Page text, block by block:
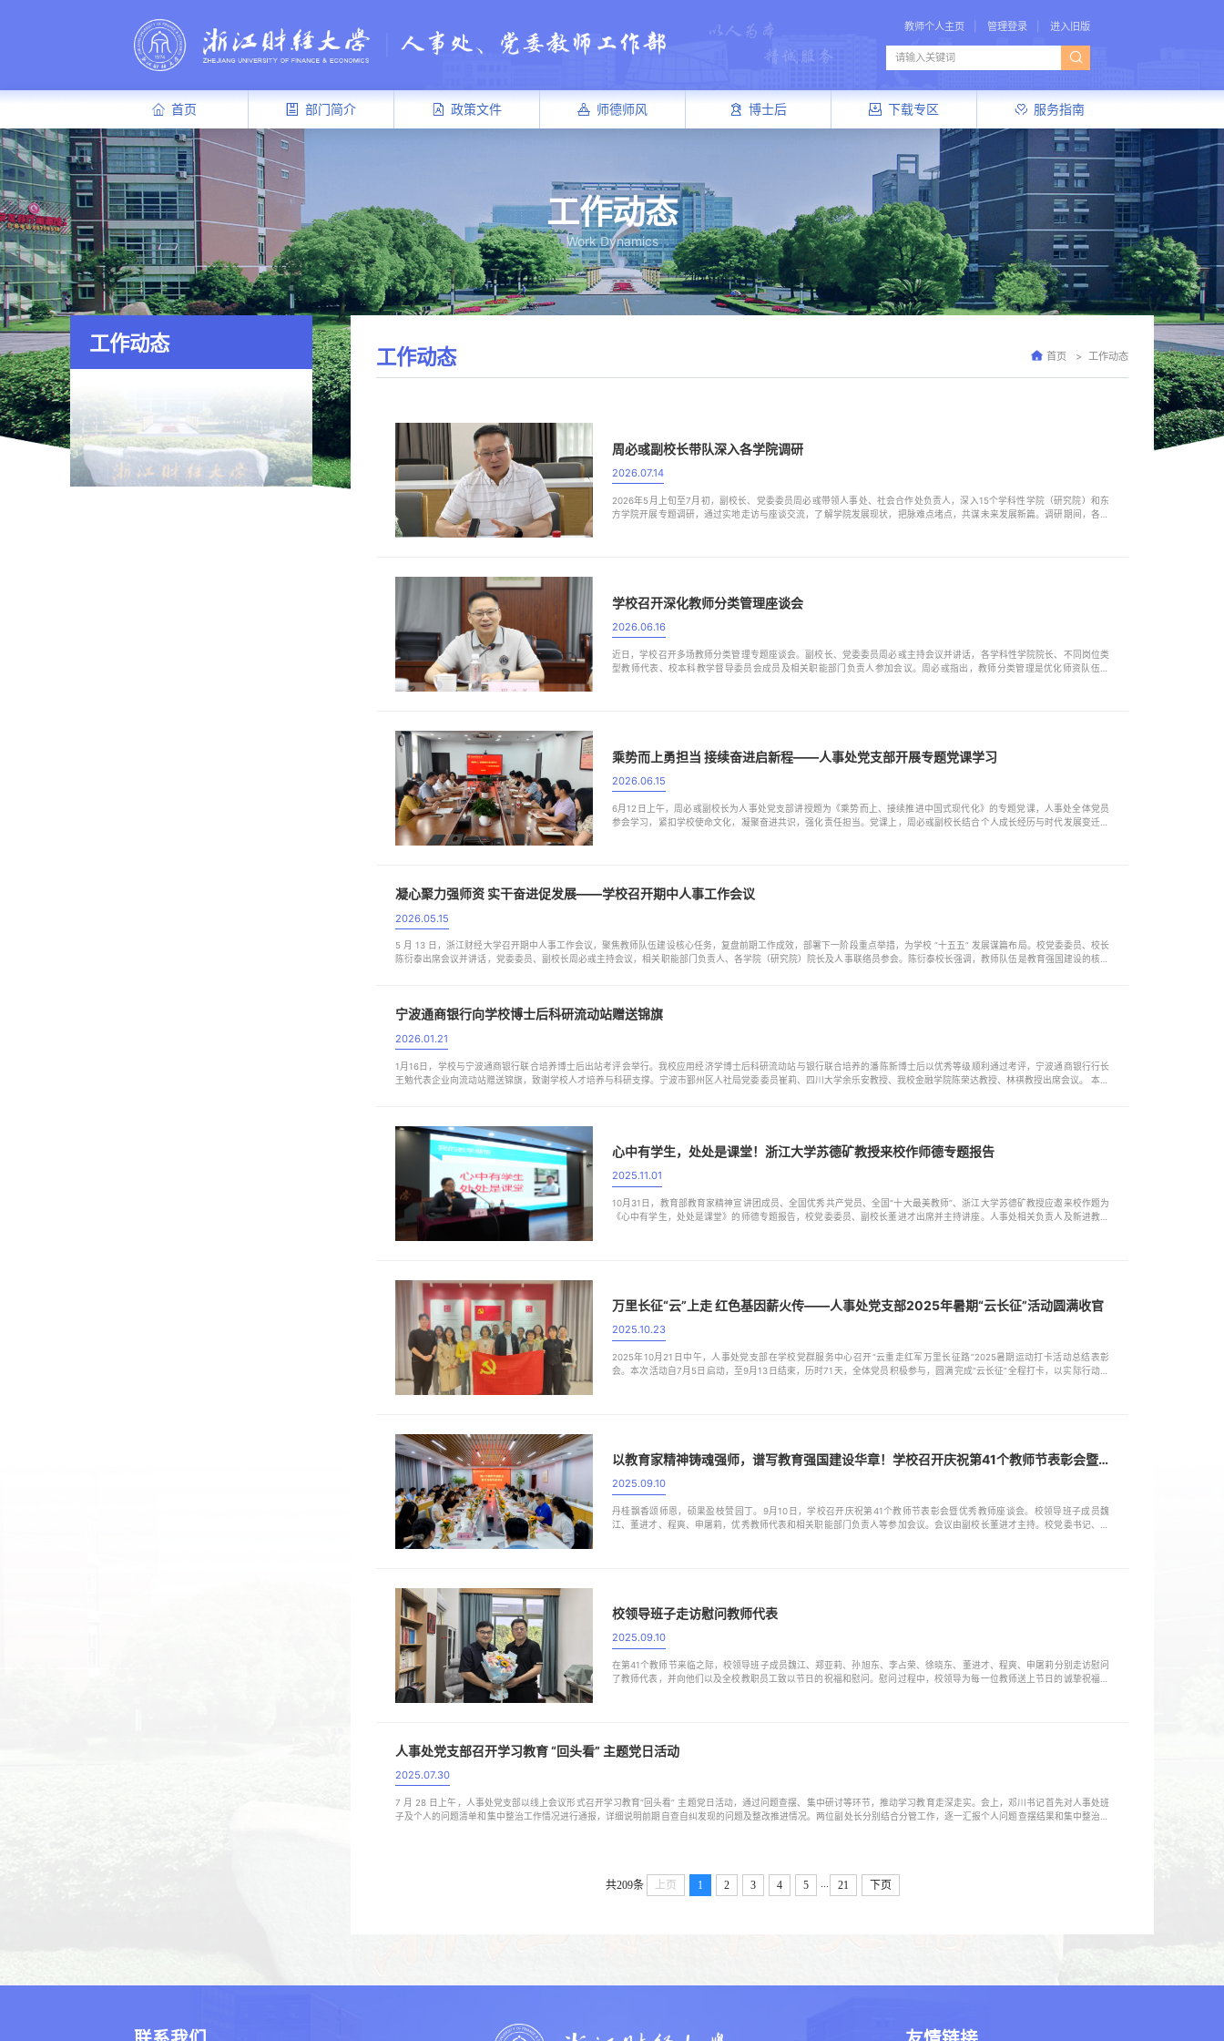
教师个人主页 管理登录 进入旧版
首页 部门简介 政策文件 师德师风 博士后 下载专区 服务指南
工作动态
Work Dynamics
工作动态
工作动态 首页 工作动态
周必彧副校长带队深入各学院调研
2026.07.14
2026年5月上旬至7月初，副校长、党委委员周必彧带领人事处、社会合作处负责人，深入15个学科性学院（研究院）和东
方学院开展专题调研，通过实地走访与座谈交流，了解学院发展现状，把脉难点堵点，共谋未来发展新篇。调研期间，各学
学校召开深化教师分类管理座谈会
2026.06.16
近日，学校召开多场教师分类管理专题座谈会。副校长、党委委员周必彧主持会议并讲话，各学科性学院院长、不同岗位类
型教师代表、校本科教学督导委员会成员及相关职能部门负责人参加会议。周必彧指出，教师分类管理是优化师资队伍结
乘势而上勇担当 接续奋进启新程——人事处党支部开展专题党课学习
2026.06.15
6月12日上午，周必彧副校长为人事处党支部讲授题为《乘势而上、接续推进中国式现代化》的专题党课，人事处全体党员
参会学习，紧扣学校使命文化，凝聚奋进共识，强化责任担当。党课上，周必彧副校长结合个人成长经历与时代发展变迁，
凝心聚力强师资 实干奋进促发展——学校召开期中人事工作会议
2026.05.15
5 月 13 日，浙江财经大学召开期中人事工作会议，聚焦教师队伍建设核心任务，复盘前期工作成效，部署下一阶段重点举措，为学校 “十五五” 发展谋篇布局。校党委委员、校长
陈衍泰出席会议并讲话，党委委员、副校长周必彧主持会议，相关职能部门负责人、各学院（研究院）院长及人事联络员参会。陈衍泰校长强调，教师队伍是教育强国建设的核心
宁波通商银行向学校博士后科研流动站赠送锦旗
2026.01.21
1月16日，学校与宁波通商银行联合培养博士后出站考评会举行。我校应用经济学博士后科研流动站与银行联合培养的潘陈新博士后以优秀等级顺利通过考评，宁波通商银行行长
王勉代表企业向流动站赠送锦旗，致谢学校人才培养与科研支撑。宁波市鄞州区人社局党委委员崔莉、四川大学余乐安教授、我校金融学院陈荣达教授、林祺教授出席会议。 本次
心中有学生，处处是课堂！浙江大学苏德矿教授来校作师德专题报告
2025.11.01
10月31日，教育部教育家精神宣讲团成员、全国优秀共产党员、全国“十大最美教师”、浙江大学苏德矿教授应邀来校作题为
《心中有学生，处处是课堂》的师德专题报告，校党委委员、副校长董进才出席并主持讲座。人事处相关负责人及新进教职
万里长征“云”上走 红色基因薪火传——人事处党支部2025年暑期“云长征”活动圆满收官
2025.10.23
2025年10月21日中午，人事处党支部在学校党群服务中心召开“云重走红军万里长征路”2025暑期运动打卡活动总结表彰
会。本次活动自7月5日启动，至9月13日结束，历时71天，全体党员积极参与，圆满完成“云长征”全程打卡，以实际行动传
以教育家精神铸魂强师，谱写教育强国建设华章！学校召开庆祝第41个教师节表彰会暨优秀教师座谈会
2025.09.10
丹桂飘香颂师恩，硕果盈枝赞园丁。9月10日，学校召开庆祝第41个教师节表彰会暨优秀教师座谈会。校领导班子成员魏
江、董进才、程爽、申屠莉，优秀教师代表和相关职能部门负责人等参加会议。会议由副校长董进才主持。校党委书记、校
校领导班子走访慰问教师代表
2025.09.10
在第41个教师节来临之际，校领导班子成员魏江、郑亚莉、孙旭东、李占荣、徐晓东、董进才、程爽、申屠莉分别走访慰问
了教师代表，并向他们以及全校教职员工致以节日的祝福和慰问。慰问过程中，校领导为每一位教师送上节日的诚挚祝福，
人事处党支部召开学习教育 “回头看” 主题党日活动
2025.07.30
7 月 28 日上午，人事处党支部以线上会议形式召开学习教育“回头看” 主题党日活动，通过问题查摆、集中研讨等环节，推动学习教育走深走实。会上，邓川书记首先对人事处班
子及个人的问题清单和集中整治工作情况进行通报，详细说明前期自查自纠发现的问题及整改推进情况。两位副处长分别结合分管工作，逐一汇报个人问题查摆结果和集中整治落
共209条 上页 1 2 3 4 5 ... 21 下页